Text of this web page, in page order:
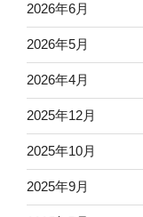
2026年6月
2026年5月
2026年4月
2025年12月
2025年10月
2025年9月